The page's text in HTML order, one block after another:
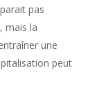
pas
mais la
une
peut